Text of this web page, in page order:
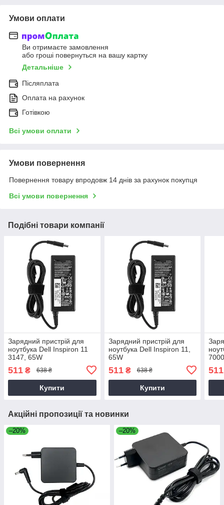
Умови оплати
Ви отримаєте замовлення
або гроші повернуться на вашу картку
Детальніше
Післяплата
Оплата на рахунок
Готівкою
Всі умови оплати
Умови повернення
Повернення товару впродовж 14 днів за рахунок покупця
Всі умови повернення
Подібні товари компанії
Зарядний пристрій для
ноутбука Dell Inspiron 11
3147, 65W
511 ₴ 638 ₴
Купити
Зарядний пристрій для
ноутбука Dell Inspiron 11,
65W
511₴ 638 ₴
Купити
511
Акційні пропозиції та новинки
–20% –20%